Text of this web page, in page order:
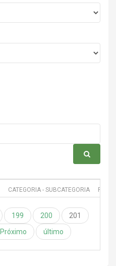
CATEGORIA - SUBCATEGORIA
199 200
201
Próximo último